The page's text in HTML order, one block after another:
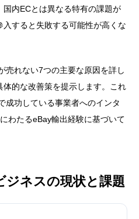
内ECとは異なる特有の課題が
すると失敗する可能性が高くな
売れない7つの主要な原因を詳し
体的な改善策を提示します。これ
成功している事業者へのインタ
わたるeBay輸出経験に基づいて
ジネスの現状と課題